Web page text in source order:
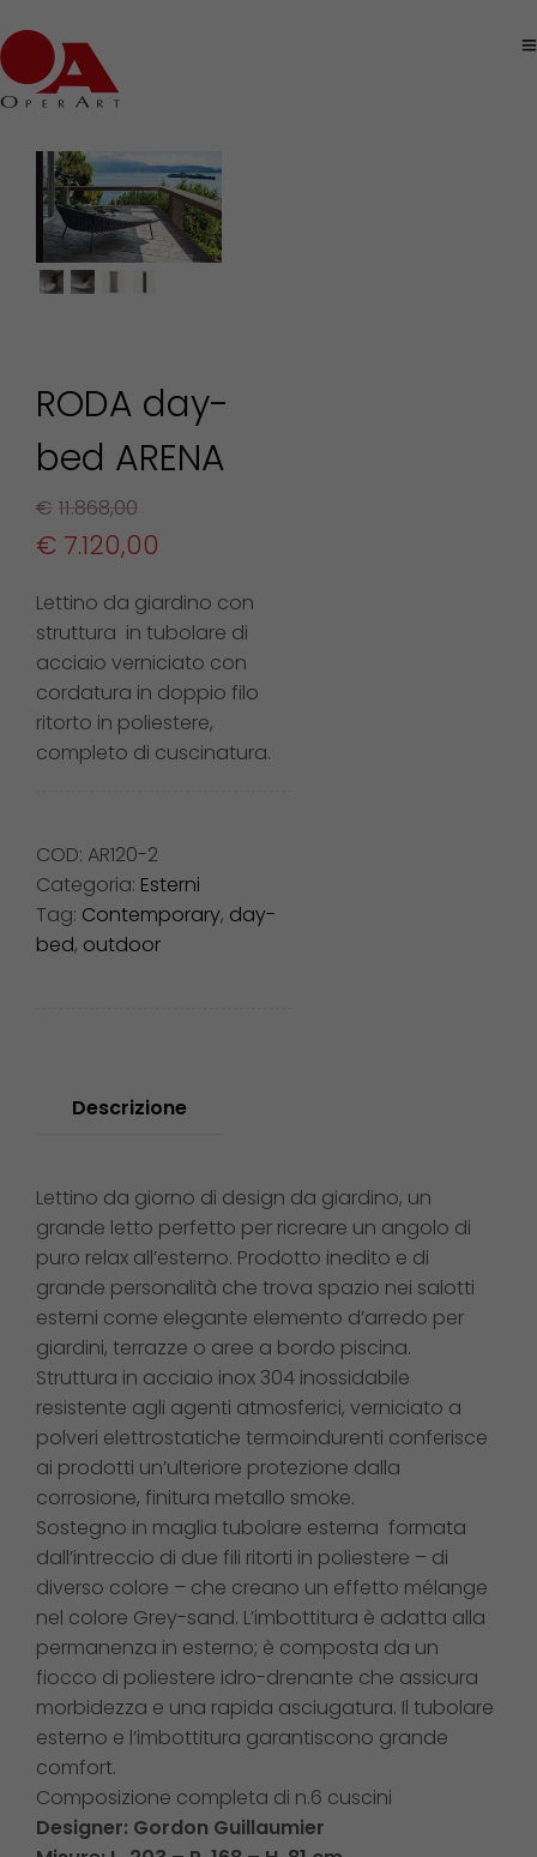
RODA day-
bed ARENA
€ 11.868,00
€ 7.120,00
Lettino da giardino con
struttura in tubolare di
acciaio verniciato con
cordatura in doppio filo
ritorto in poliestere,
completo di cuscinatura.
COD: AR120-2
Categoria: Esterni
Tag: Contemporary, day-
bed, outdoor
Descrizione
Lettino da giorno di design da giardino, un
grande letto perfetto per ricreare un angolo di
puro relax all’esterno. Prodotto inedito e di
grande personalità che trova spazio nei salotti
esterni come elegante elemento d’arredo per
giardini, terrazze o aree a bordo piscina.
Struttura in acciaio inox 304 inossidabile
resistente agli agenti atmosferici, verniciato a
polveri elettrostatiche termoindurenti conferisce
ai prodotti un’ulteriore protezione dalla
corrosione, finitura metallo smoke.
Sostegno in maglia tubolare esterna formata
dall’intreccio di due fili ritorti in poliestere – di
diverso colore – che creano un effetto mélange
nel colore Grey-sand. L’imbottitura è adatta alla
permanenza in esterno; è composta da un
fiocco di poliestere idro-drenante che assicura
morbidezza e una rapida asciugatura. Il tubolare
esterno e l’imbottitura garantiscono grande
comfort.
Composizione completa di n.6 cuscini
Designer: Gordon Guillaumier